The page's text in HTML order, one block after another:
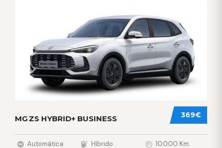
369€
MG ZS HYBRID+ BUSINESS
Automática Híbrido
10.000 Km.